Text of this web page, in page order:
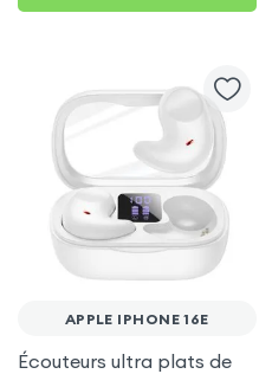
APPLE IPHONE 16E
Écouteurs ultra plats de